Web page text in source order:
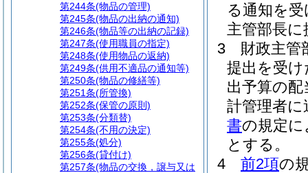
る通知を
主管部長
3
財政主管
提出を受
出予算の
計管理者
書の規定
とする。
4
前2項の
第244条(物品の管理)
第245条(物品の出納の通知)
第246条(物品等の出納の記録)
第247条(使用職員の指定)
第248条(使用物品の返納)
第249条(供用不適品の通知等)
第250条(物品の修繕等)
第251条(所管換)
第252条(保管の原則)
第253条(分類替)
第254条(不用の決定)
第255条(処分)
第256条(貸付け)
第257条(物品の交換，譲与又は